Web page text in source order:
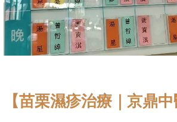
【苗栗濕疹治療｜京鼎